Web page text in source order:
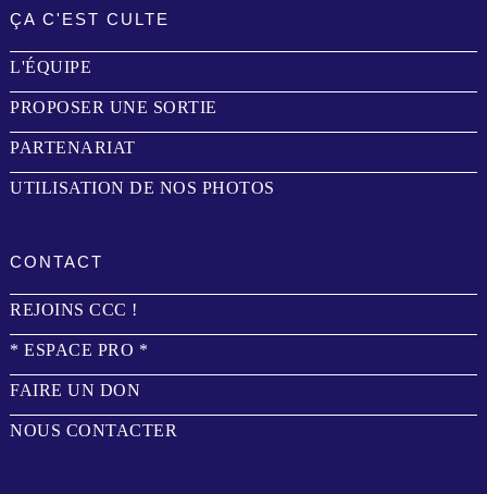
ÇA C'EST CULTE
L'ÉQUIPE
PROPOSER UNE SORTIE
PARTENARIAT
UTILISATION DE NOS PHOTOS
CONTACT
REJOINS CCC !
* ESPACE PRO *
FAIRE UN DON
NOUS CONTACTER